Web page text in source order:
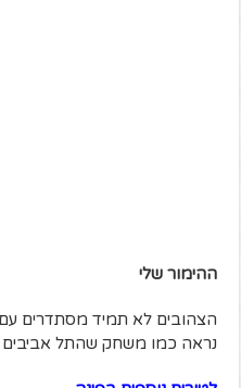
ההימור שלי
הצהובים לא תמיד מסתדרים
נראה כמו משחק שהתל אביבים ינצחו. 1:3